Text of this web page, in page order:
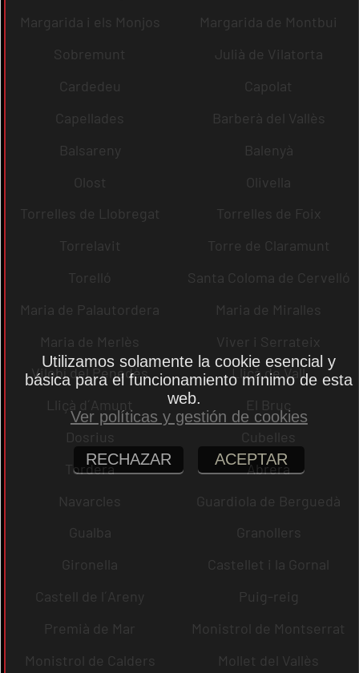
Margarida i els Monjos
Margarida de Montbui
Sobremunt
Julià de Vilatorta
Cardedeu
Capolat
Capellades
Barberà del Vallès
Balsareny
Balenyà
Olost
Olivella
Torrelles de Llobregat
Torrelles de Foix
Torrelavit
Torre de Claramunt
Torelló
Santa Coloma de Cervelló
Maria de Palautordera
Maria de Miralles
Maria de Merlès
Viver i Serrateix
Vilobí del Penedès
Lliçà de Vall
Lliçà d´Amunt
El Bruc
Dosrius
Cubelles
Tordera
Abrera
Navarcles
Guardiola de Berguedà
Gualba
Granollers
Gironella
Castellet i la Gornal
Castell de l´Areny
Puig-reig
Premià de Mar
Monistrol de Montserrat
Monistrol de Calders
Mollet del Vallès
Utilizamos solamente la cookie esencial y
básica para el funcionamiento mínimo de esta
web.
Ver políticas y gestión de cookies
RECHAZAR ACEPTAR